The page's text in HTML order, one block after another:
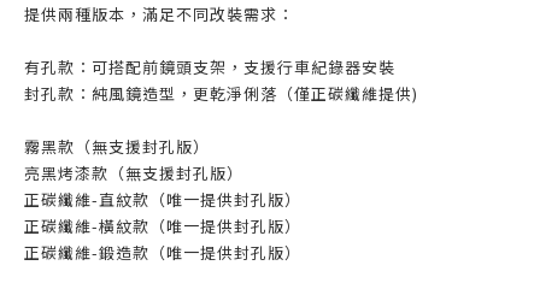
提供兩種版本，滿足不同改裝需求：
有孔款：可搭配前鏡頭支架，支援行車紀錄器安裝
封孔款：純風鏡造型，更乾淨俐落（僅正碳纖維提供)
霧黑款（無支援封孔版）
亮黑烤漆款（無支援封孔版）
正碳纖維-直紋款（唯一提供封孔版）
正碳纖維-橫紋款（唯一提供封孔版）
正碳纖維-鍛造款（唯一提供封孔版）